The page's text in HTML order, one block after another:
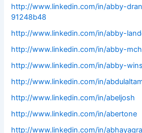
http://www.linkedin.com/in/abby-
91248b48
http://www.linkedin.com/in/abby-
http://www.linkedin.com/in/abby-
http://www.linkedin.com/in/abby-
http://www.linkedin.com/in/
http://www.linkedin.com/in/abeljosh
http://www.linkedin.com/in/abertone
http://www.linkedin.com/in/